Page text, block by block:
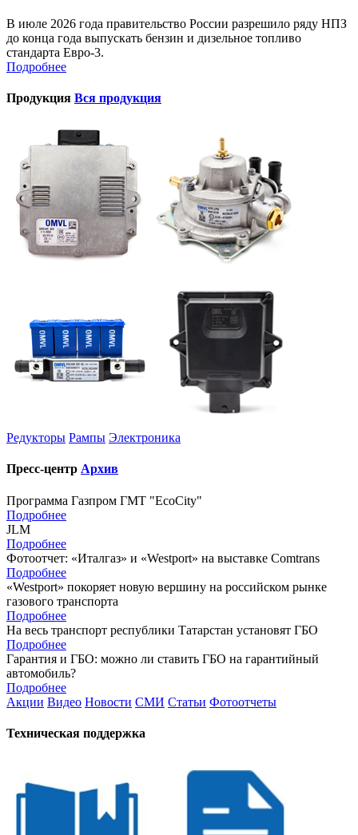
В июле 2026 года правительство России разрешило ряду НПЗ
до конца года выпускать бензин и дизельное топливо
стандарта Евро-3.
Подробнее
Продукция Вся продукция
Редукторы Рампы Электроника
Пресс-центр Архив
Программа Газпром ГМТ "EcoCity"
Подробнее
JLM
Подробнее
Фотоотчет: «Италгаз» и «Westport» на выставке Comtrans
Подробнее
«Westport» покоряет новую вершину на российском рынке
газового транспорта
Подробнее
На весь транспорт республики Татарстан установят ГБО
Подробнее
Гарантия и ГБО: можно ли ставить ГБО на гарантийный
автомобиль?
Подробнее
Акции Видео Новости СМИ Статьи Фотоотчеты
Техническая поддержка